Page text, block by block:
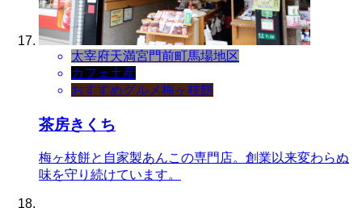
太宰府天満宮門前町馬場地区
カフェ 土産
おすすめグルメ梅ヶ枝餅
茶房きくち
梅ヶ枝餅と自家製あんこの専門店。創業以来変わらぬ
味を守り続けています。